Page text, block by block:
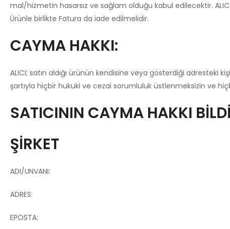
mal/hizmetin hasarsız ve sağlam olduğu kabul edilecektir.
Ürünle birlikte Fatura da iade edilmelidir.
CAYMA HAKKI:
ALICI; satın aldığı ürünün kendisine veya gösterdiği
şartıyla hiçbir hukuki ve cezai sorumluluk üstlenmeksizin ve
SATICININ CAYMA HAKKI
ŞİRKET
ADI/UNVANI:
ADRES:
EPOSTA: